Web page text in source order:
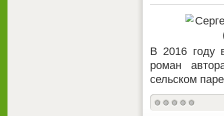
В 2016 году
роман
сельском